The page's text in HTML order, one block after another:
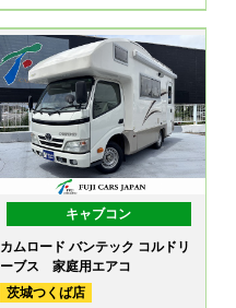
キャブコン
カムロード バンテック コルドリ
ーブス 家庭用エアコ
茨城つくば店